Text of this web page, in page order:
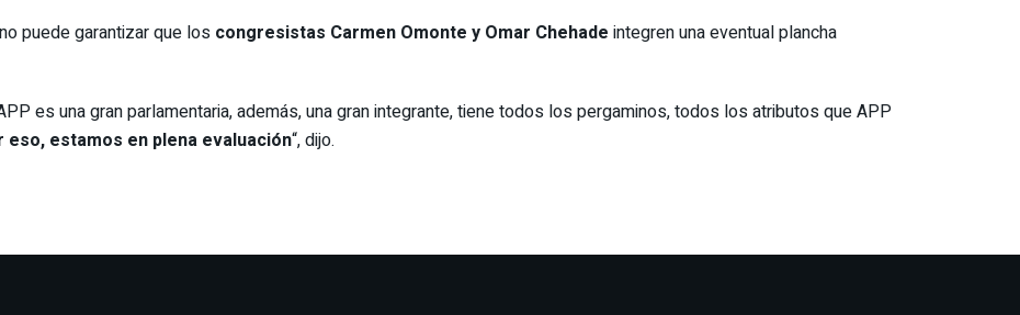
puede garantizar que los congresistas Carmen Omonte y Omar Chehade integren una eventual plancha
es una gran parlamentaria, además, una gran integrante, tiene todos los pergaminos, todos los atributos que APP
estamos en plena evaluación“, dijo.